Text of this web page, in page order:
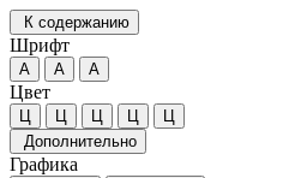
К содержанию
Шрифт
А А А
Цвет
Ц Ц Ц Ц
Ц
Дополнительно
Графика